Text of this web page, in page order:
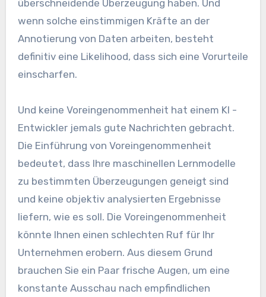
überschneidende Überzeugung haben. Und
wenn solche einstimmigen Kräfte an der
Annotierung von Daten arbeiten, besteht
definitiv eine Likelihood, dass sich eine Vorurteile
einscharfen.
Und keine Voreingenommenheit hat einem KI -
Entwickler jemals gute Nachrichten gebracht.
Die Einführung von Voreingenommenheit
bedeutet, dass Ihre maschinellen Lernmodelle
zu bestimmten Überzeugungen geneigt sind
und keine objektiv analysierten Ergebnisse
liefern, wie es soll. Die Voreingenommenheit
könnte Ihnen einen schlechten Ruf für Ihr
Unternehmen erobern. Aus diesem Grund
brauchen Sie ein Paar frische Augen, um eine
konstante Ausschau nach empfindlichen